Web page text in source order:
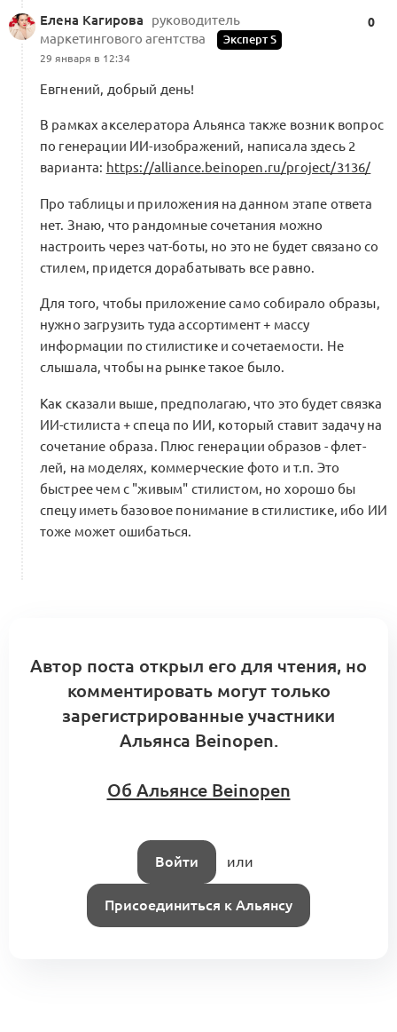
Елена Кагирова
руководитель
маркетингового агентства
Эксперт S
29 января в 12:34
0
Евгнений, добрый день!
В рамках акселератора Альянса также возник вопрос
по генерации ИИ-изображений, написала здесь 2
варианта: https://alliance.beinopen.ru/project/3136/
Про таблицы и приложения на данном этапе ответа
нет. Знаю, что рандомные сочетания можно
настроить через чат-боты, но это не будет связано со
стилем, придется дорабатывать все равно.
Для того, чтобы приложение само собирало образы,
нужно загрузить туда ассортимент + массу
информации по стилистике и сочетаемости. Не
слышала, чтобы на рынке такое было.
Как сказали выше, предполагаю, что это будет связка
ИИ-стилиста + спеца по ИИ, который ставит задачу на
сочетание образа. Плюс генерации образов - флет-
лей, на моделях, коммерческие фото и т.п. Это
быстрее чем с "живым" стилистом, но хорошо бы
спецу иметь базовое понимание в стилистике, ибо ИИ
тоже может ошибаться.
Автор поста открыл его для чтения, но
комментировать могут только
зарегистрированные участники
Альянса Beinopen.
Об Альянсе Beinopen
Войти или
Присоединиться к Альянсу